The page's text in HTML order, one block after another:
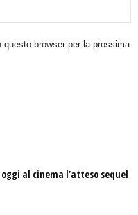
browser per la prossima
oggi al cinema l’atteso sequel